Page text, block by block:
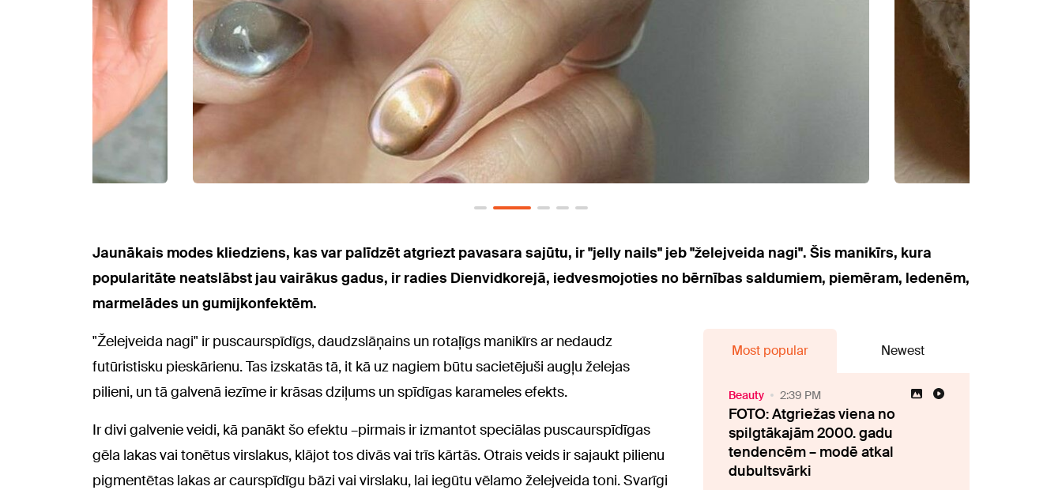
Jaunākais modes kliedziens, kas var palīdzēt atgriezt pavasara sajūtu, ir "jelly nails" jeb "želejveida nagi". Šis manikīrs, kura
popularitāte neatslābst jau vairākus gadus, ir radies Dienvidkorejā, iedvesmojoties no bērnības saldumiem, piemēram, ledenēm,
marmelādes un gumijkonfektēm.
"Želejveida nagi" ir puscaurspīdīgs, daudzslāņains un rotaļīgs manikīrs ar nedaudz
futūristisku pieskārienu. Tas izskatās tā, it kā uz nagiem būtu sacietējuši augļu želejas
pilieni, un tā galvenā iezīme ir krāsas dziļums un spīdīgas karameles efekts.
Ir divi galvenie veidi, kā panākt šo efektu –pirmais ir izmantot speciālas puscaurspīdīgas
gēla lakas vai tonētus virslakus, klājot tos divās vai trīs kārtās. Otrais veids ir sajaukt pilienu
pigmentētas lakas ar caurspīdīgu bāzi vai virslaku, lai iegūtu vēlamo želejveida toni. Svarīgi
Most popular Newest
Beauty 2:39 PM
FOTO: Atgriežas viena no
spilgtākajām 2000. gadu
tendencēm – modē atkal
dubultsvārki